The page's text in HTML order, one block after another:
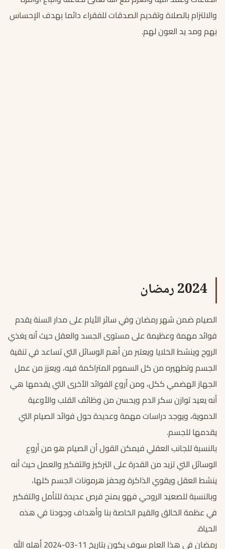
والالتزام بالصلاة وتقديم الصدقات للفقراء دائما بهدف الإحساس
بهم ومد يد العون لهم.
2024 رمضان
الصيام ضمن شهر رمضان وفي سائر الأيام على مدار السنة يقدم
فوائد مهمة وعظيمة على مستوى الجسد والعقل حيث أنه يغذي
الروح وينشط الخلايا ويعتبر من أهم الوسائل التي تساعد في تنقية
الجسم وتطهيره من كل السموم المتراكمة فيه، ويعزز من عمل
الجهاز الهضمي ككل، ومن أروع الفوائد الأخرى التي يقدمها هي
أنه يعيد توازن سكر الدم ويحسن من وظائف القلب والأوعية
الدموية، ويوجد دراسات مهمة وعديدة حول فوائد الصيام التي
يقدمها للجسم.
بالنسبة للجانب العقلي فيمكن القول أن الصيام هو من أروع
الوسائل التي تزيد من القدرة على التركيز والتفكير والعمل حيث أنه
ينشط العقل ويقوي الذاكرة ويحفز هرمونات الجسم كلها،
وبالنسبة للصعيد الروحي فهو يمنح فرص عديدة للتأمل والتفكير
في عظمة الخالق والقيم الخاصة بنا وأهداف وجودنا في هذه
الحياة.
رمضان في هذا العام سوف يكون بتاريخ 11-03-2024 أهله الله